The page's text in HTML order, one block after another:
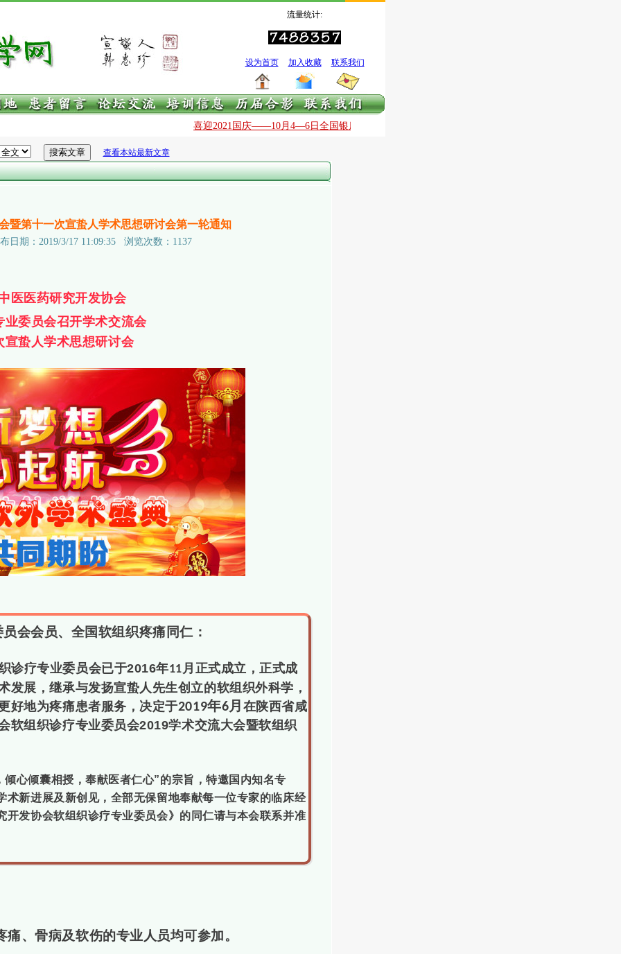
流量统计:
设为首页 加入收藏 联系我们
喜迎2021国庆——10月4—6日全国银质针治痛技术国庆提高班
查看本站最新文章
暨第十一次宣蛰人学术思想研讨会第一轮通知
日期：2019/3/17 11:09:35 浏览次数：1137
医医药研究开发协会
业委员会召开学术交流会
宣蛰人学术思想研讨会
会会员、全国软组织疼痛同仁：
诊疗专业委员会已于2016年11月正式成立，正式成
发展，继承与发扬宣蛰人先生创立的软组织外科学，
好地为疼痛患者服务，决定于2019年6月 在陕西省咸
软组织诊疗专业委员会2019学术交流大会暨软组织
心倾囊相授，奉献医者仁心”的宗旨，特邀国内知名专
新进展及新创见，全部无保留地奉献每一位专家的临床经
发协会软组织诊疗专业委员会》的同仁请与本会联系并准
、骨病及软伤的专业人员均可参加。